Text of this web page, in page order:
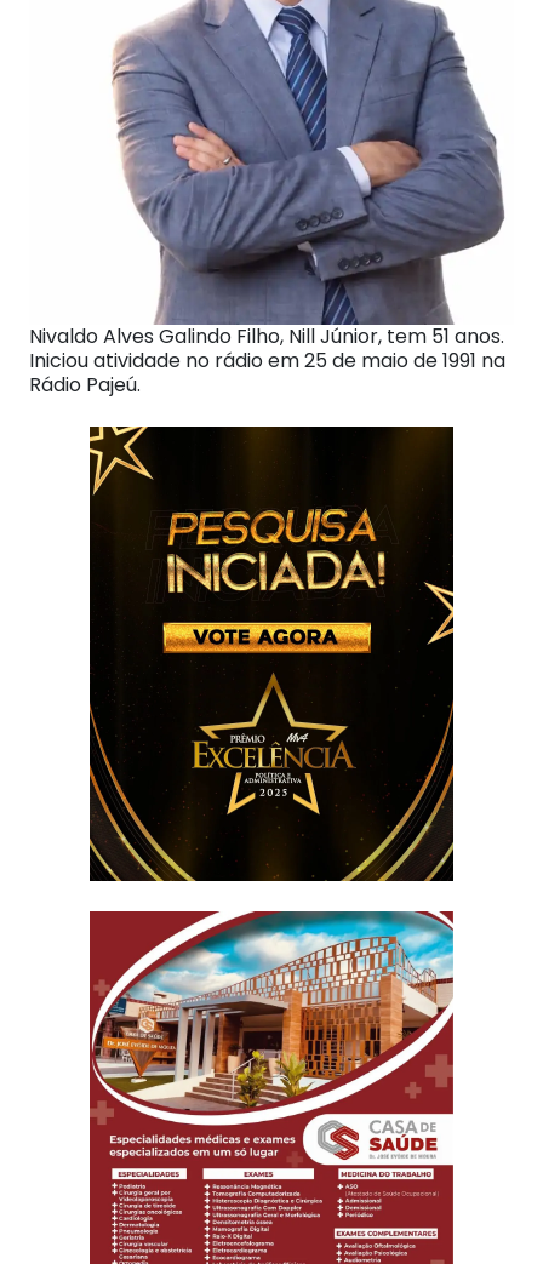
Nivaldo Alves Galindo Filho, Nill Júnior, tem 51 anos.
Iniciou atividade no rádio em 25 de maio de 1991 na
Rádio Pajeú.